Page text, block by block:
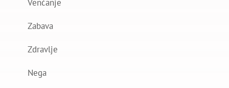
Venčanje
Zabava
Zdravlje
Nega